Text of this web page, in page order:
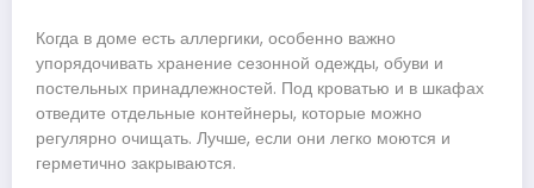
Когда в доме есть аллергики, особенно важно
упорядочивать хранение сезонной одежды, обуви и
постельных принадлежностей. Под кроватью и в шкафах
отведите отдельные контейнеры, которые можно
регулярно очищать. Лучше, если они легко моются и
герметично закрываются.